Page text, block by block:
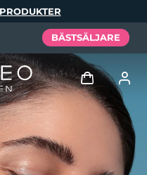
BÄSTSÄLJARE
Logga in
Användarprofil